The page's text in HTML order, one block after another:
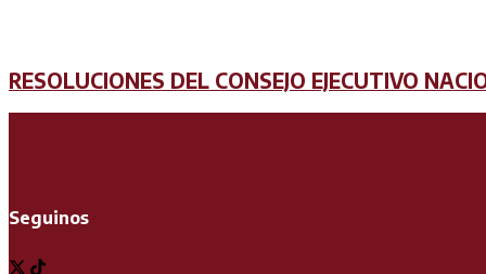
RESOLUCIONES DEL CONSEJO EJECUTIVO
Seguinos